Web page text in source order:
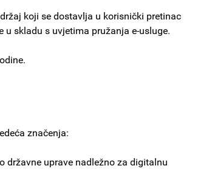
koji se dostavlja u korisnički pretinac
u skladu s uvjetima pružanja e-usluge.
značenja:
državne uprave nadležno za digitalnu